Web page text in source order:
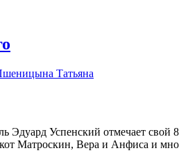
Татьяна
Эдуард Успенский отмечает
Матроскин, Вера и Анфиса и